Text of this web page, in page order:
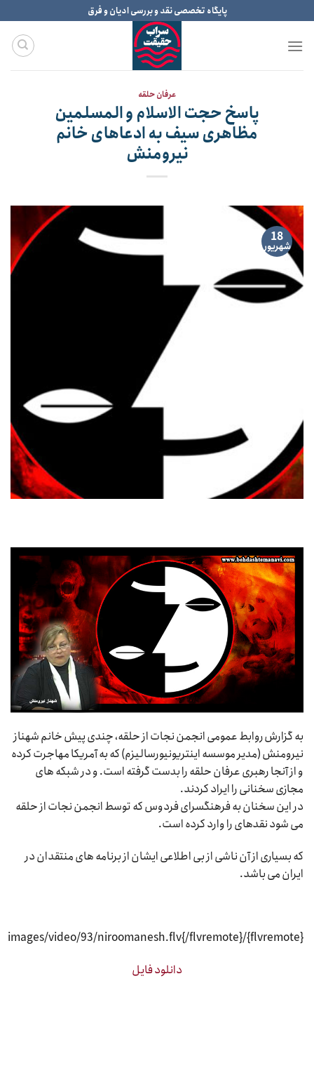
to
content
پایگاه تخصصی نقد و بررسی ادیان و فرق
عرفان حلقه
پاسخ حجت الاسلام و المسلمین
مظاهری سیف به ادعاهای خانم
نیرومنش
18
شهریور
به گزارش روابط عمومی انجمن نجات از حلقه، چندی پیش خانم شهناز
نیرومنش (مدیر موسسه اینتریونیورسالیزم) که به آمریکا مهاجرت کرده
و از آنجا رهبری عرفان حلقه را بدست گرفته است. و در شبکه های
مجازی سخنانی را ایراد کردند.
در این سخنان به فرهنگسرای فردوس که توسط انجمن نجات از حلقه
می شود نقدهای را وارد کرده است.
که بسیاری از آن ناشی از بی اطلاعی ایشان از برنامه های منتقدان در
ایران می باشد.
{flvremote}/images/video/93/niroomanesh.flv{/flvremote}
دانلود فایل